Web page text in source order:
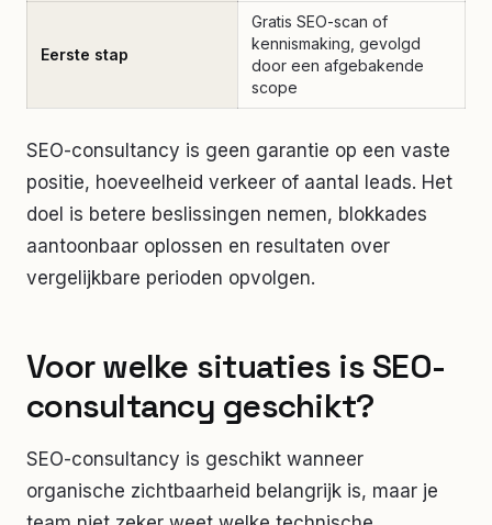
Eerste stap
Gratis SEO-scan of
kennismaking, gevolgd
door een afgebakende
scope
SEO-consultancy is geen garantie op een vaste
positie, hoeveelheid verkeer of aantal leads. Het
doel is betere beslissingen nemen, blokkades
aantoonbaar oplossen en resultaten over
vergelijkbare perioden opvolgen.
Voor welke situaties is SEO-
consultancy geschikt?
SEO-consultancy is geschikt wanneer
organische zichtbaarheid belangrijk is, maar je